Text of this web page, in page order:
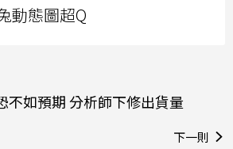
動態圖超Q
不如預期 分析師下修出貨量
下一則